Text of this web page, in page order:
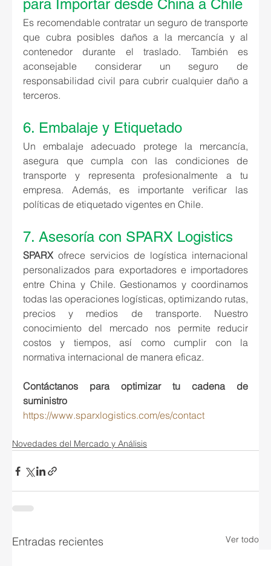
para Importar desde China a Chile
Es recomendable contratar un seguro de transporte
que cubra posibles daños a la mercancía y al
contenedor durante el traslado. También es
aconsejable considerar un seguro de
responsabilidad civil para cubrir cualquier daño a
terceros.
6. Embalaje y Etiquetado
Un embalaje adecuado protege la mercancía,
asegura que cumpla con las condiciones de
transporte y representa profesionalmente a tu
empresa. Además, es importante verificar las
políticas de etiquetado vigentes en Chile.
7. Asesoría con SPARX Logistics
SPARX ofrece servicios de logística internacional
personalizados para exportadores e importadores
entre China y Chile. Gestionamos y coordinamos
todas las operaciones logísticas, optimizando rutas,
precios y medios de transporte. Nuestro
conocimiento del mercado nos permite reducir
costos y tiempos, así como cumplir con la
normativa internacional de manera eficaz.
Contáctanos para optimizar tu cadena de
https://www.sparxlogistics.com/es/contact
Novedades del Mercado y Análisis
Entradas recientes Ver todo